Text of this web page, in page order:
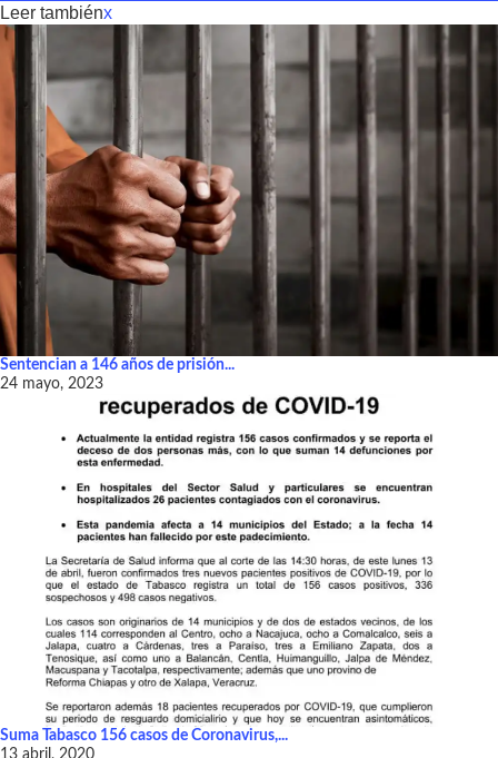
Leer tambiénx
Sentencian a 146 años de prisión...
24 mayo, 2023
Suma Tabasco 156 casos de Coronavirus,...
13 abril, 2020